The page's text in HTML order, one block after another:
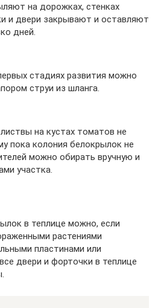
на дорожках, стенках
и двери закрывают и оставляют
дней.
стадиях развития можно
струи из шланга.
на кустах томатов не
пока колония белокрылок не
можно обирать вручную и
участка.
в теплице можно, если
растениями
пластинами или
двери и форточки в теплице